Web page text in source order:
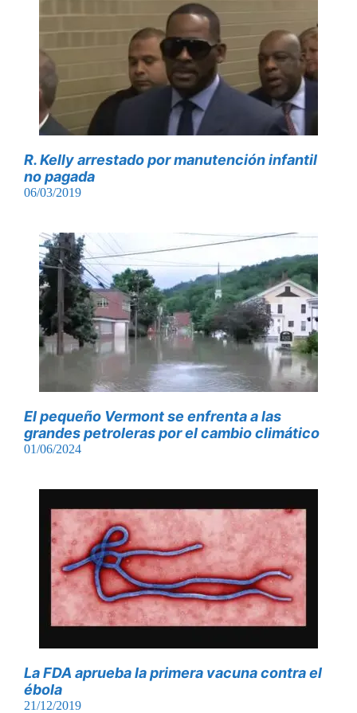
R. Kelly arrestado por manutención infantil
no pagada
06/03/2019
El pequeño Vermont se enfrenta a las
grandes petroleras por el cambio climático
01/06/2024
La FDA aprueba la primera vacuna contra el
ébola
21/12/2019